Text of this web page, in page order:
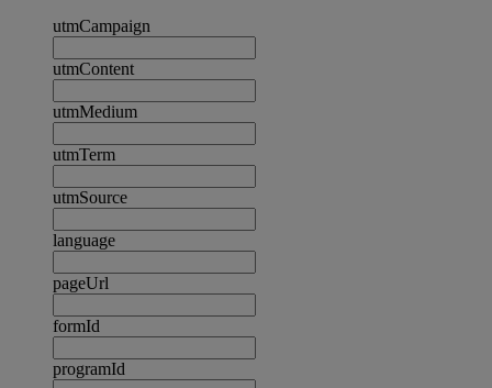
utmCampaign
utmContent
utmMedium
utmTerm
utmSource
language
pageUrl
formId
programId